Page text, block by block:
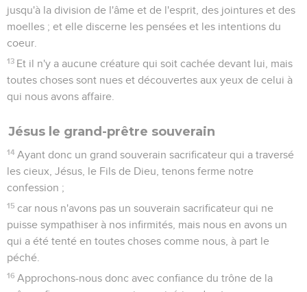
Mise en garde contre le danger
d'abandonner la foi
11 au sujet duquel nous avons beaucoup de choses à dire et
qui sont difficiles à expliquer, puisque vous êtes devenus
paresseux à écouter.
vous avez de nouveau besoin qu'on vous enseigne quels
sont les premiers rudiments des oracles de Dieu, et vous
êtes devenus tels, que vous avez besoin de lait et non de
de la justice, car il est un petit enfant ;
mais la nourriture solide est pour les hommes faits, qui, par
le fait de l'habitude, ont les sens exercés à discerner le bien
et le mal.